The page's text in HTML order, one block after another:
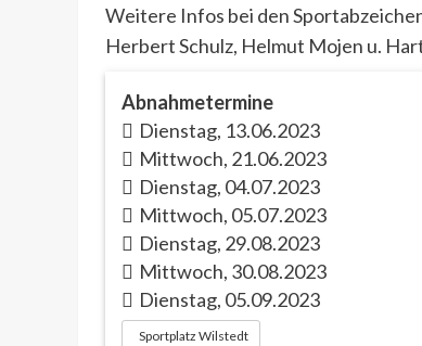
Weitere Infos bei den
Herbert Schulz, Helmut Mojen u.
Abnahmetermine
Dienstag, 13.06.2023
Mittwoch, 21.06.2023
Dienstag, 04.07.2023
Mittwoch, 05.07.2023
Dienstag, 29.08.2023
Mittwoch, 30.08.2023
Dienstag, 05.09.2023
Sportplatz Wilstedt